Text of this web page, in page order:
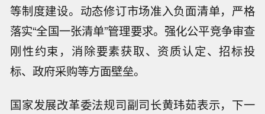
等制度建设。动态修订市场准入负面清单，严格
落实“全国一张清单”管理要求。强化公平竞争审查
刚性约束，消除要素获取、资质认定、招标投
标、政府采购等方面壁垒。
国家发展改革委法规司副司长黄玮茹表示，下一